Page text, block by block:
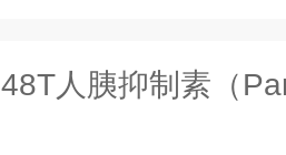
48T人胰抑制素（